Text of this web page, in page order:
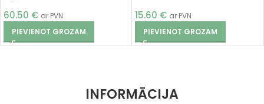
60.50 € ar PVN
PIEVIENOT GROZAM
15.60 € ar PVN
PIEVIENOT GROZAM
INFORMĀCIJA